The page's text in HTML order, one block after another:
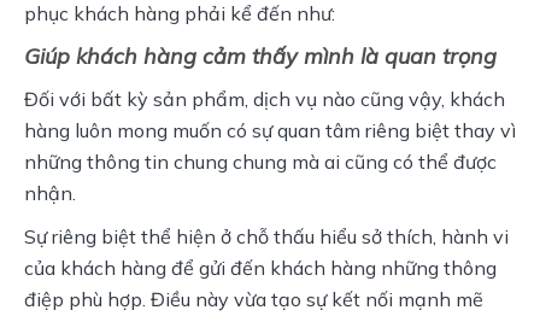
phục khách hàng phải kể đến như:
Giúp khách hàng cảm thấy mình là quan trọng
Đối với bất kỳ sản phẩm, dịch vụ nào cũng vậy, khách
hàng luôn mong muốn có sự quan tâm riêng biệt thay vì
những thông tin chung chung mà ai cũng có thể được
nhận.
Sự riêng biệt thể hiện ở chỗ thấu hiểu sở thích, hành vi
của khách hàng để gửi đến khách hàng những thông
điệp phù hợp. Điều này vừa tạo sự kết nối mạnh mẽ